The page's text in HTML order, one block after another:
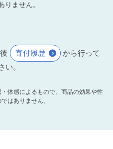
りません。
寄付履歴
から行って
い。
体感によるもので、商品の効果や性
はありません。